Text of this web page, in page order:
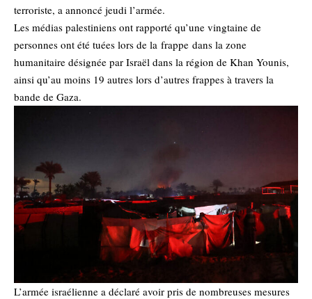
terroriste, a annoncé jeudi l’armée.
Les médias palestiniens ont rapporté qu’une vingtaine de
personnes ont été tuées lors de la frappe dans la zone
humanitaire désignée par Israël dans la région de Khan Younis,
ainsi qu’au moins 19 autres lors d’autres frappes à travers la
bande de Gaza.
L’armée israélienne a déclaré avoir pris de nombreuses mesures